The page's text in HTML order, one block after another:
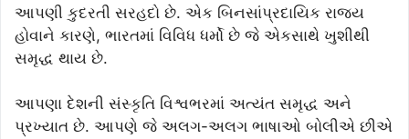
આપણી કુદરતી સરહદો છે. એક બિનસાંપ્રદાયિક રાજ્ય
હોવાને કારણે, ભારતમાં વિવિધ ધર્મો છે જે એકસાથે ખુશીથી
સમૃદ્ધ થાય છે.
આપણા દેશની સંસ્કૃતિ વિશ્વભરમાં અત્યંત સમૃદ્ધ અને
પ્રખ્યાત છે. આપણે જે અલગ-અલગ ભાષાઓ બોલીએ છીએ